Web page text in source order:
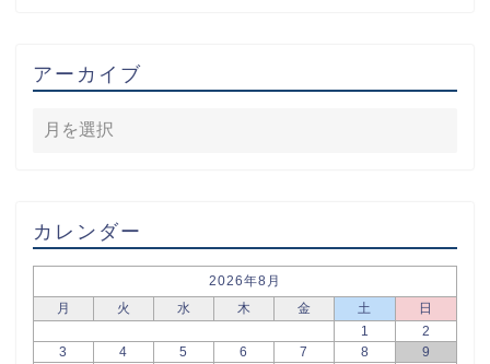
アーカイブ
カレンダー
2026年8月
月
火 水 木 金 土
日
1
2
3
4 5 6 7 8
9